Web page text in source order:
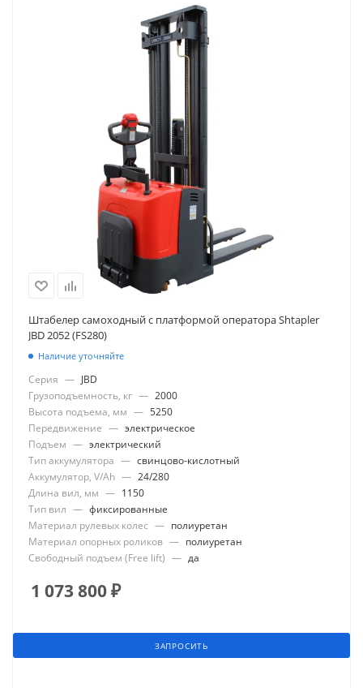
Штабелер самоходный с платформой оператора Shtapler
JBD 2052 (FS280)
Наличие уточняйте
Серия — JBD
Грузоподъемность, кг — 2000
Высота подъема, мм — 5250
Передвижение — электрическое
Подъем — электрический
Тип аккумулятора — свинцово-кислотный
Аккумулятор, V/Ah — 24/280
Длина вил, мм — 1150
Тип вил — фиксированные
Материал рулевых колес — полиуретан
Материал опорных роликов — полиуретан
Свободный подъем (Free lift) — да
1 073 800₽
ЗАПРОСИТЬ